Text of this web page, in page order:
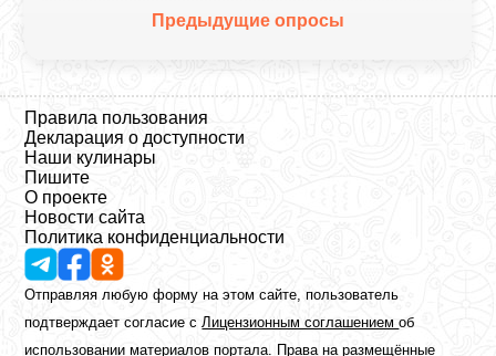
Предыдущие опросы
Правила пользования
Декларация о доступности
Наши кулинары
Пишите
О проекте
Новости сайта
Политика конфиденциальности
Отправляя любую форму на этом сайте, пользователь
подтверждает согласие сЛицензионным соглашениемоб
использовании материалов портала. Права на размещённые